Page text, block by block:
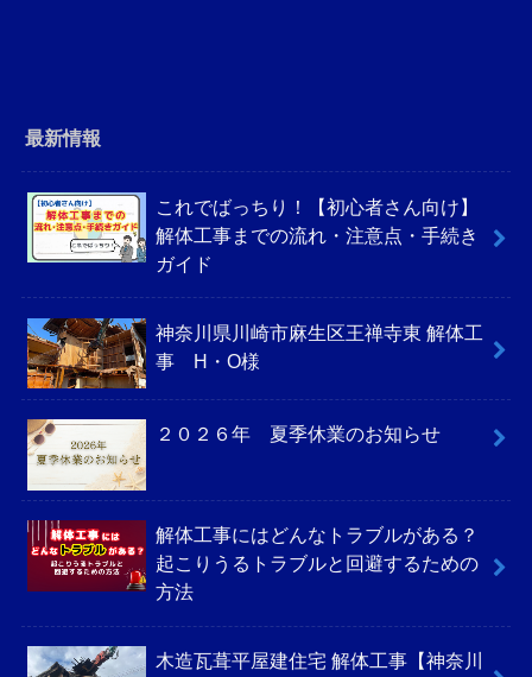
最新情報
これでばっちり！【初心者さん向け】
解体工事までの流れ・注意点・手続き
ガイド
神奈川県川崎市麻生区王禅寺東 解体工
事 H・O様
２０２６年 夏季休業のお知らせ
解体工事にはどんなトラブルがある？
起こりうるトラブルと回避するための
方法
木造瓦葺平屋建住宅 解体工事【神奈川